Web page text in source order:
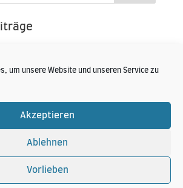
um unsere Website und unseren Service zu
Akzeptieren
Ablehnen
Vorlieben